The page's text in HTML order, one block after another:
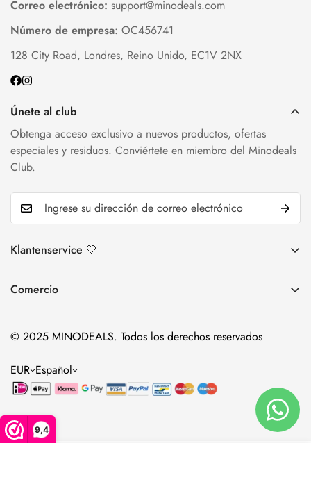
9,4
Correo electrónico: support@minodeals.com
Número de empresa: OC456741
128 City Road, Londres, Reino Unido, EC1V 2NX
Klantenservice 🤍
Politica de envios
Garantía y quejas
Comercio
Espuma
Suplementos
accesorios
Únete al club
Obtenga acceso exclusivo a nuevos productos, ofertas
especiales y residuos. Conviértete en miembro del Minodeals
Club.
© 2025 MINODEALS. Todos los derechos reservados
EUR Español